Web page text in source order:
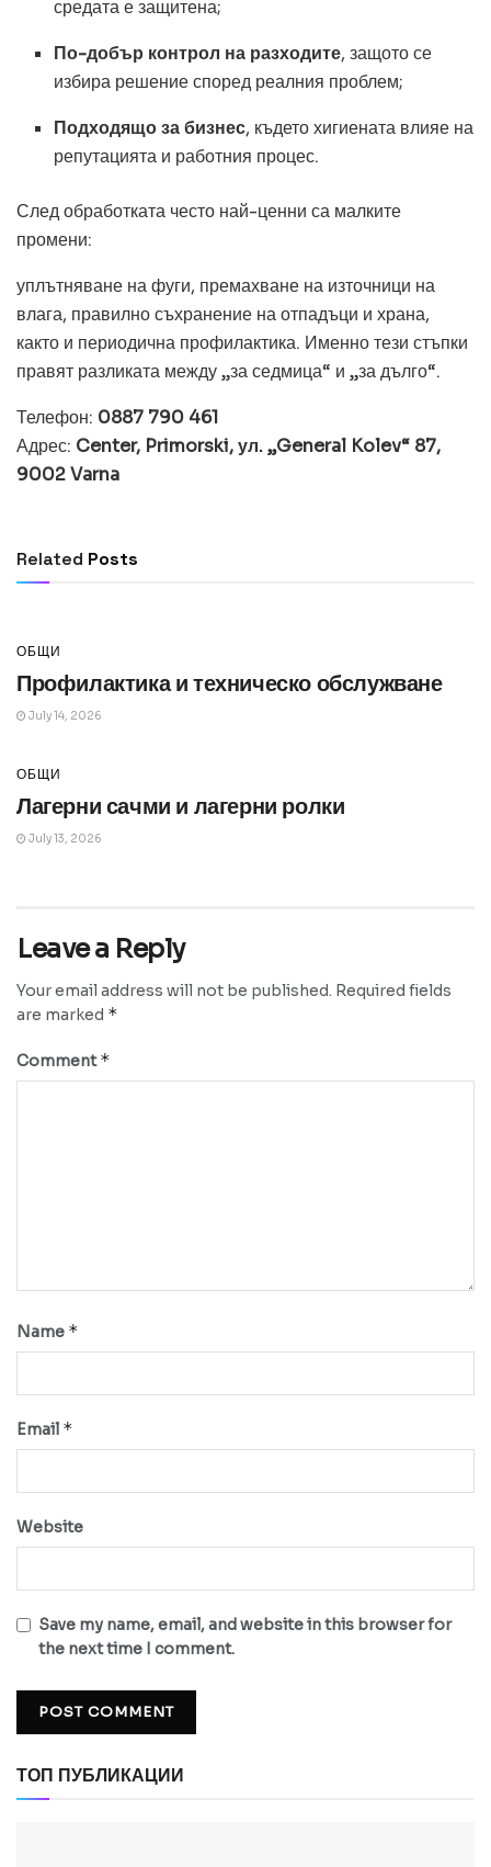
средата е защитена;
По-добър контрол на разходите, защото се
избира решение според реалния проблем;
Подходящо за бизнес, където хигиената влияе на
репутацията и работния процес.
След обработката често най-ценни са малките
промени:
уплътняване на фуги, премахване на източници на
влага, правилно съхранение на отпадъци и храна,
както и периодична профилактика. Именно тези стъпки
правят разликата между „за седмица“ и „за дълго“.
Телефон: 0887 790 461
Адрес: Center, Primorski, ул. „General Kolev“ 87,
9002 Varna
Related Posts
ОБЩИ
ОБЩИ
Профилактика и техническо обслужване
July 14, 2026
ОБЩИ
Лагерни сачми и лагерни ролки
July 13, 2026
Leave a Reply
Your email address will not be published. Required fields
are marked *
Comment*
Name *
Email *
Website
Save my name, email, and website in this browser for
the next time I comment.
ТОП ПУБЛИКАЦИИ